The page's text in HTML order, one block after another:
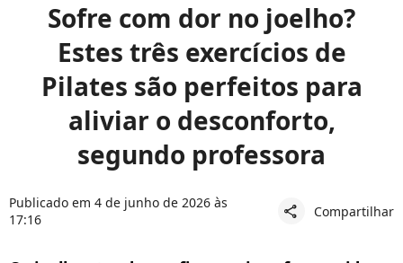
Sofre com dor no joelho?
Estes três exercícios de
Pilates são perfeitos para
aliviar o desconforto,
segundo professora
Publicado em 4 de junho de 2026 às
17:16
share Compartilhar